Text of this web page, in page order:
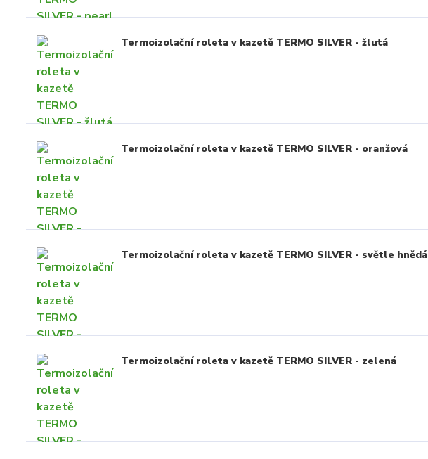
Termoizolační roleta v kazetě TERMO SILVER - žlutá
Termoizolační roleta v kazetě TERMO SILVER - oranžová
Termoizolační roleta v kazetě TERMO SILVER - světle hnědá
Termoizolační roleta v kazetě TERMO SILVER - zelená